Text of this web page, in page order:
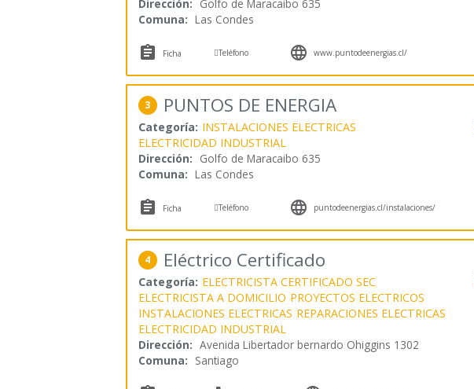
Dirección: Golfo de Maracaibo 635
Comuna: Las Condes
 Ficha Teléfono  www.puntodeenergias.cl/
3 PUNTOS DE ENERGIA
Categoría: INSTALACIONES ELECTRICAS
ELECTRICIDAD INDUSTRIAL
Dirección: Golfo de Maracaibo 635
Comuna: Las Condes
 Ficha Teléfono  puntodeenergias.cl/instalaciones/
4 Eléctrico Certificado
Categoría: ELECTRICISTA CERTIFICADO SEC
ELECTRICISTA A DOMICILIO PROYECTOS ELECTRICOS
INSTALACIONES ELECTRICAS REPARACIONES ELECTRICAS
ELECTRICIDAD INDUSTRIAL
Dirección: Avenida Libertador bernardo Ohiggins 1302
Comuna: Santiago